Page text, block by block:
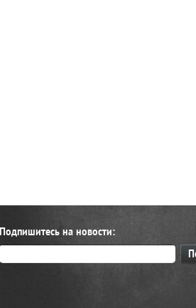
Подпишитесь на новости: